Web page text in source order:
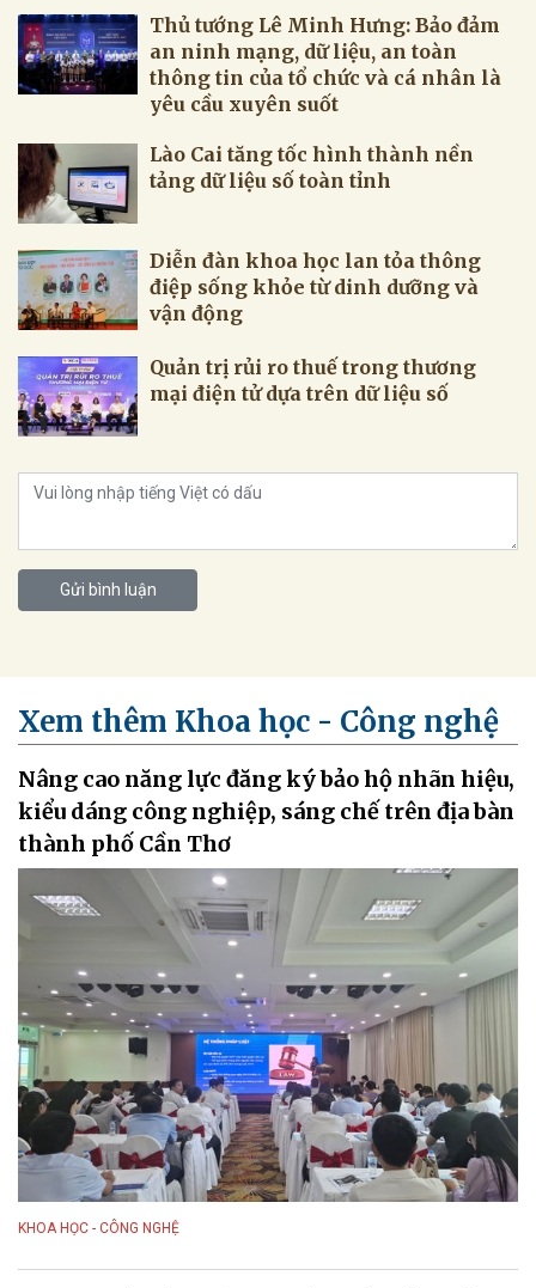
Thủ tướng Lê Minh Hưng: Bảo đảm
an ninh mạng, dữ liệu, an toàn
thông tin của tổ chức và cá nhân là
yêu cầu xuyên suốt
Lào Cai tăng tốc hình thành nền
tảng dữ liệu số toàn tỉnh
Diễn đàn khoa học lan tỏa thông
điệp sống khỏe từ dinh dưỡng và
vận động
Quản trị rủi ro thuế trong thương
mại điện tử dựa trên dữ liệu số
Gửi bình luận
Xem thêm Khoa học - Công nghệ
Nâng cao năng lực đăng ký bảo hộ nhãn hiệu,
kiểu dáng công nghiệp, sáng chế trên địa bàn
thành phố Cần Thơ
KHOA HỌC - CÔNG NGHỆ